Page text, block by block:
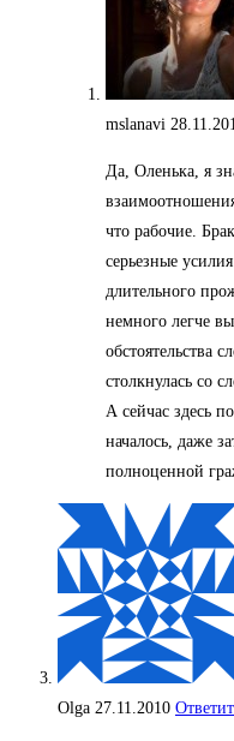
mslanavi
Да, Оленька, я
что рабочие.
серьезные
длительного
немного легче
обстоятельства
столкнулась со
А сейчас здесь
началось, даже
полноценной
Olga 27.11.2010